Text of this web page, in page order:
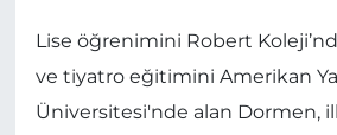
Lise öğrenimini Robert
ve tiyatro eğitimini Amerikan
Üniversitesi'nde alan Dormen,